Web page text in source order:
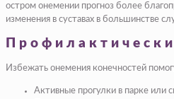
остром онемении прогноз более
изменения в суставах в большинстве
Избежать онемения конечностей
Активные прогулки в парке или